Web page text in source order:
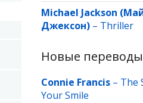
Michael Jackson
Джексон) – Thriller
Новые переводы
Connie Francis – The
Your Smile